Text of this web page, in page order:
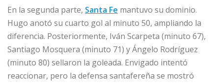
En la segunda parte, Santa Fe mantuvo su dominio.
Hugo anotó su cuarto gol al minuto 50, ampliando la
diferencia. Posteriormente, Iván Scarpeta (minuto 67),
Santiago Mosquera (minuto 71) y Ángelo Rodríguez
(minuto 80) sellaron la goleada. Envigado intentó
reaccionar, pero la defensa santafereña se mostró